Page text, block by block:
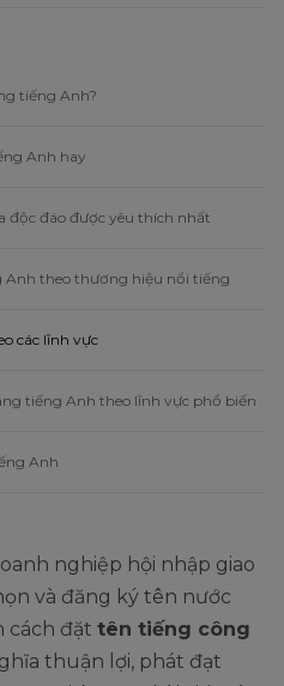
tiếng Anh?
Anh hay
độc đáo được yêu thích nhất
Anh theo thương hiệu nổi tiếng
các lĩnh vực
tiếng Anh theo lĩnh vực phổ biến
Anh
nghiệp hội nhập giao
và đăng ký tên nước
cách đặt tên tiếng công
thuận lợi, phát đạt